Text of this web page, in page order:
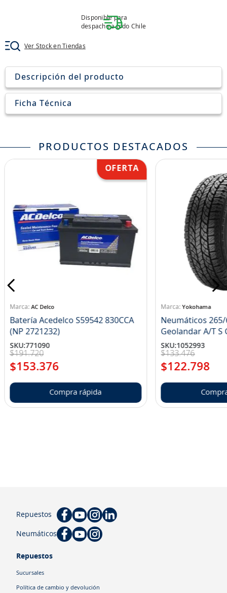
Disponible para
despacho a todo Chile
Ver Stock en Tiendas
Descripción del producto
Ficha Técnica
PRODUCTOS DESTACADOS
AC Delco
Batería Acedelco S59542 830CCA
(NP 2721232)
SKU:771090
$191.720
$153.376
Compra rápida
Yokohama
Neumáticos 265/
SKU:1052993
$133.476
$122.798
Repuestos
Neumáticos
Repuestos
Sucursales
Política de cambio y devolución
10
neumáticos 235